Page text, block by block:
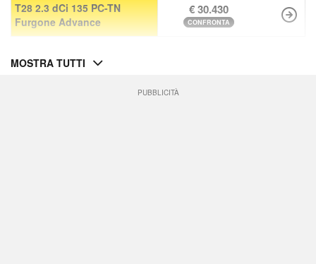
T28 2.3 dCi 135 PC-TN
Furgone Advance
€ 30.430
CONFRONTA
MOSTRA TUTTI
PUBBLICITÀ